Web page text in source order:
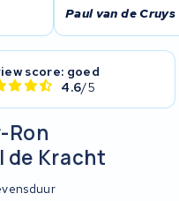
Paul van de Cruys
score: goed
4.6/5
Ron
Kracht